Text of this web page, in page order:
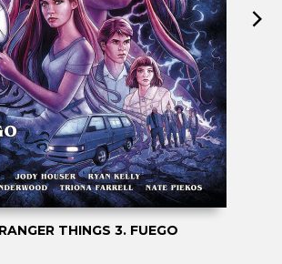
THINGS 3. FUEGO